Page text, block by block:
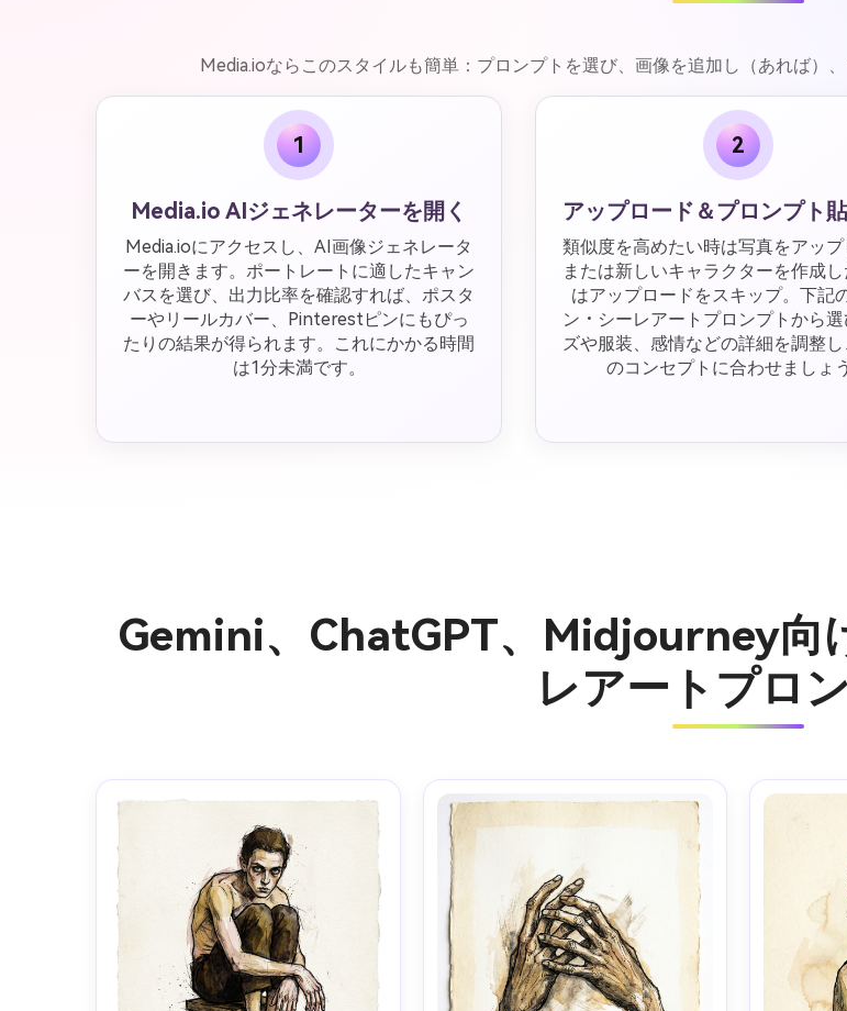
Media.ioならこのスタイルも簡単：プロンプトを選び、画像を追加し（あれば）
1
Media.io AIジェネレーターを開く
Media.ioにアクセスし、AI画像ジェネレータ
ーを開きます。ポートレートに適したキャン
バスを選び、出力比率を確認すれば、ポスタ
ーやリールカバー、Pinterestピンにもぴっ
たりの結果が得られます。これにかかる時間
は1分未満です。
2
アップロード＆プロンプト
類似度を高めたい時は写真をアップ
または新しいキャラクターを作成
はアップロードをスキップ。下記
ン・シーレアートプロンプトから
ズや服装、感情などの詳細を調整
のコンセプトに合わせましょう
Gemini、ChatGPT、Midjourney向
レアートプロ